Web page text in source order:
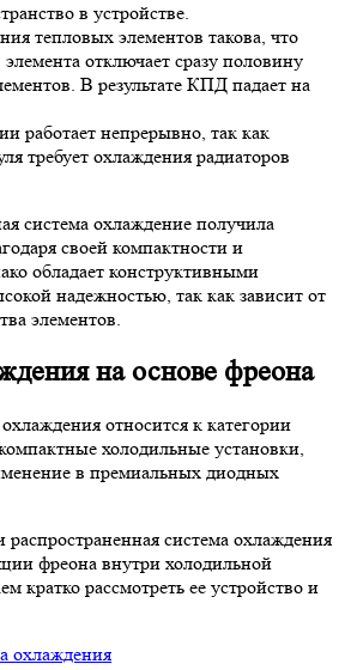
в устройстве.
тепловых элементов такова, что
отключает сразу половину
В результате КПД падает на
работает непрерывно, так как
требует охлаждения радиаторов
система охлаждение получила
своей компактности и
обладает конструктивными
надежностью, так как зависит от
элементов.
на основе фреона
относится к категории
холодильные установки,
в премиальных диодных
система охлаждения
фреона внутри холодильной
кратко рассмотреть ее устройство и